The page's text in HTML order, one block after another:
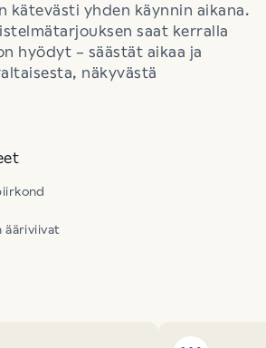
kätevästi yhden käynnin aikana.
saat kerralla
hyödyt – säästät aikaa ja
näkyvästä
ääriviivat